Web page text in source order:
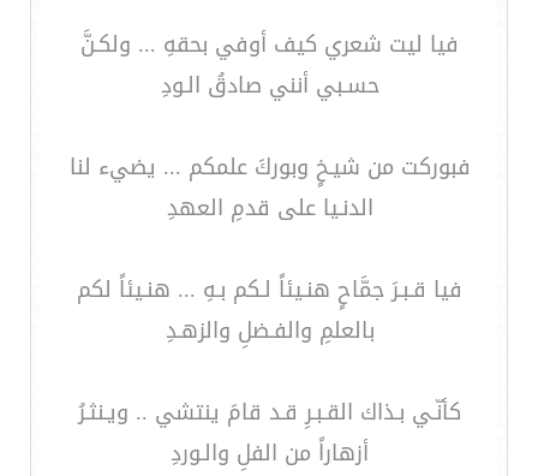
فيا ليت شعري كيف أوفي بحقهِ ... ولكـنَّ
حسـبي أنني صادقُ الـودِ
فبوركت من شيـخٍ وبوركَ علمكم ... يضيء لنا
الدنـيا على قدمِ العهدِ
فيا قـبـرَ جمَّاحٍ هنـيئاً لـكم بـهِ ... هنـيئاً لكم
بالعلمِ والفـضلِ والزهـدِ
كأنّـي بـذاك القـبـرِ قـد قامَ ينتشي .. ويـنثـرُ
أزهاراً من الفلِ والـوردِ